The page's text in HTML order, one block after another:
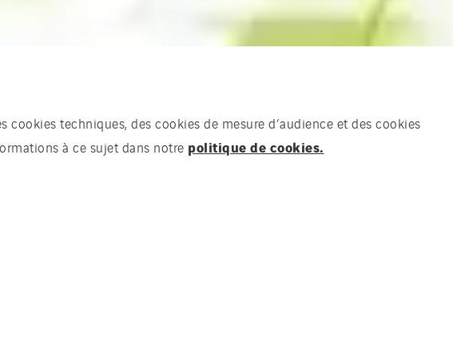
techniques, des cookies de mesure d’audience et des cookies
à ce sujet dans notre politique de cookies.